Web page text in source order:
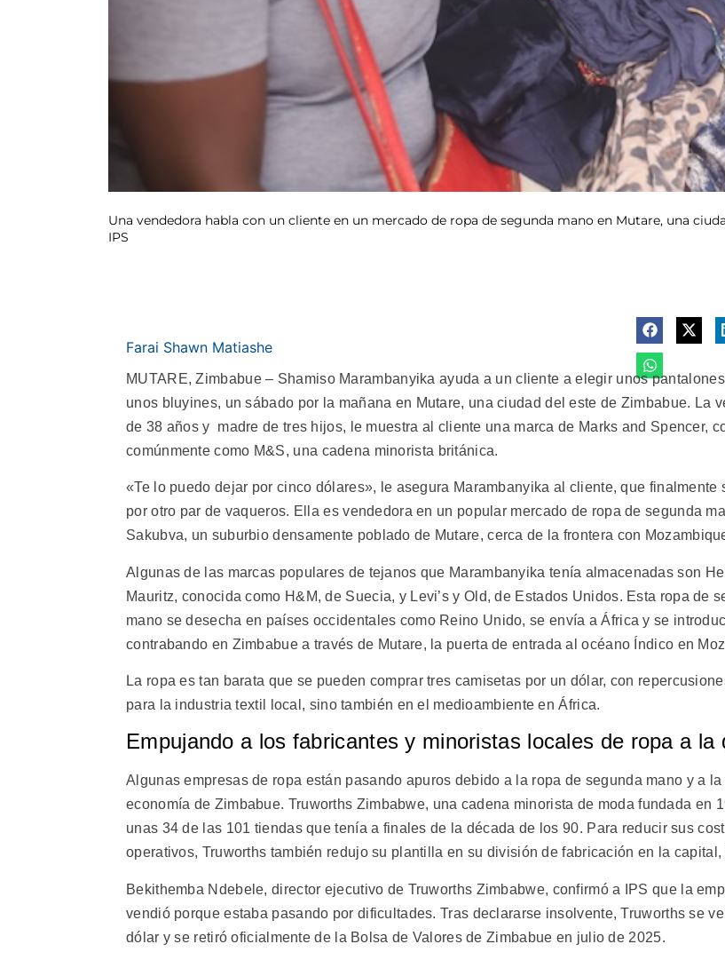
Una vendedora habla con un cliente en un mercado de ropa de segunda mano en Mutare, una
IPS
Farai Shawn Matiashe
MUTARE, Zimbabue – Shamiso Marambanyika ayuda a un cliente a elegir unos
unos bluyines, un sábado por la mañana en Mutare, una ciudad del este de Zimbabue. La
de 38 años y madre de tres hijos, le muestra al cliente una marca de Marks and Spencer,
comúnmente como M&S, una cadena minorista británica.
«Te lo puedo dejar por cinco dólares», le asegura Marambanyika al cliente, que finalmente
por otro par de vaqueros. Ella es vendedora en un popular mercado de ropa de segunda
Sakubva, un suburbio densamente poblado de Mutare, cerca de la frontera con
Algunas de las marcas populares de tejanos que Marambanyika tenía almacenadas son
Mauritz, conocida como H&M, de Suecia, y Levi’s y Old, de Estados Unidos. Esta ropa de
mano se desecha en países occidentales como Reino Unido, se envía a África y se
contrabando en Zimbabue a través de Mutare, la puerta de entrada al océano Índico en
La ropa es tan barata que se pueden comprar tres camisetas por un dólar, con
para la industria textil local, sino también en el medioambiente en África.
Empujando a los fabricantes y minoristas locales de ropa a la
Algunas empresas de ropa están pasando apuros debido a la ropa de segunda mano y a la
economía de Zimbabue. Truworths Zimbabwe, una cadena minorista de moda fundada en
unas 34 de las 101 tiendas que tenía a finales de la década de los 90. Para reducir sus
operativos, Truworths también redujo su plantilla en su división de fabricación en la capital,
Bekithemba Ndebele, director ejecutivo de Truworths Zimbabwe, confirmó a IPS que la
vendió porque estaba pasando por dificultades. Tras declararse insolvente, Truworths se
dólar y se retiró oficialmente de la Bolsa de Valores de Zimbabue en julio de 2025.